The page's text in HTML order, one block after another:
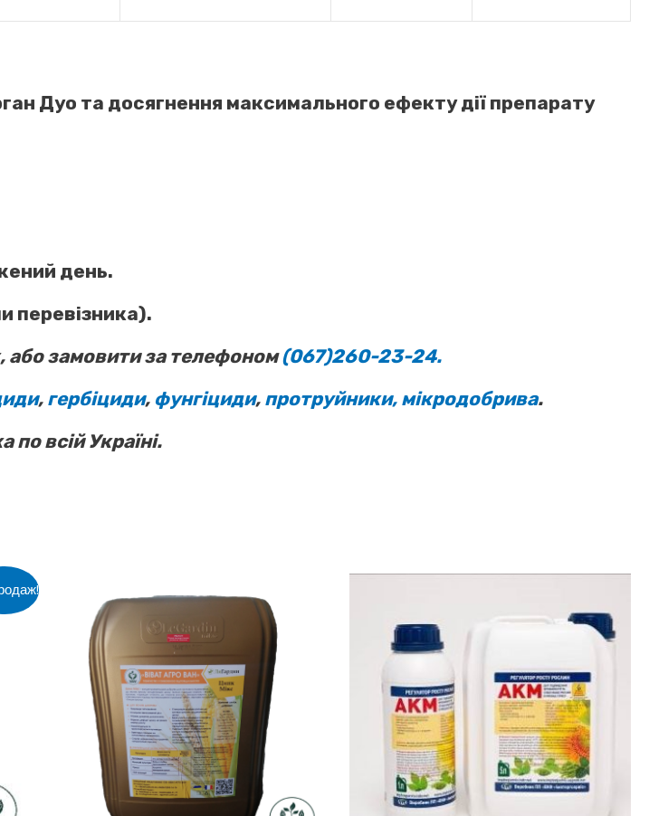
Дуо та досягнення максимального ефекту дії препарату
день.
перевізника).
замовити за телефоном(067)260-23-24.
, гербіциди, фунгіциди, протруйники, мікродобрива.
по всій Україні.